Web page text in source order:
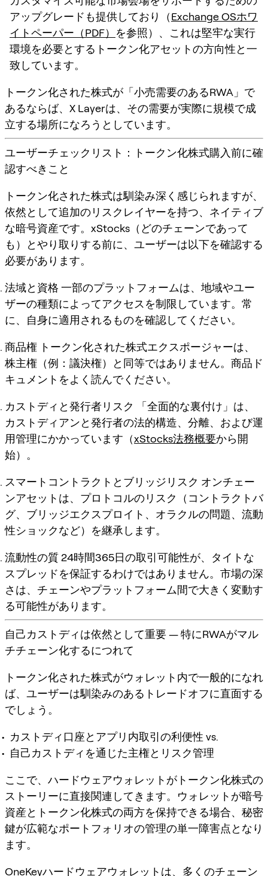
アップグレードも提供しており（Exchange OSホワ
イトペーパー（PDF） を参照）、これは堅牢な実行
環境を必要とするトークン化アセットの方向性と一
致しています。
トークン化された株式が「小売需要のあるRWA」で
あるならば、X Layerは、その需要が実際に規模で成
立する場所になろうとしています。
ユーザーチェックリスト：トークン化株式購入前に確
認すべきこと
トークン化された株式は馴染み深く感じられますが、
依然として追加のリスクレイヤーを持つ、ネイティブ
な暗号資産です。xStocks（どのチェーンであって
も）とやり取りする前に、ユーザーは以下を確認する
必要があります。
法域と資格 一部のプラットフォームは、地域やユー
ザーの種類によってアクセスを制限しています。常
に、自身に適用されるものを確認してください。
商品権 トークン化された株式エクスポージャーは、
株主権（例：議決権）と 同等ではありません。商品ド
キュメントをよく読んでください。
カストディと発行者リスク
「全面的な裏付け」は、
カストディアンと発行者の法的構造、分離、および運
用管理にかかっています（xStocks法務概要から開
始）。
スマートコントラクトとブリッジリスク オンチェー
ンアセットは、プロトコルのリスク（コントラクトバ
グ、ブリッジエクスプロイト、オラクルの問題、流動
性ショックなど）を継承します。
流動性の質 24時間365日の取引可能性が、タイトな
スプレッドを保証するわけではありません。市場の深
さは、チェーンやプラットフォーム間で大きく変動す
る可能性があります。
自己カストディは依然として重要 — 特にRWAがマル
チチェーン化するにつれて
トークン化された株式がウォレット内で一般的になれ
ば、ユーザーは馴染みのあるトレードオフに直面する
でしょう。
カストディ口座とアプリ内取引の利便性 vs.
自己カストディを通じた主権とリスク管理
ここで、ハードウェアウォレットがトークン化株式の
ストーリーに直接関連してきます。ウォレットが暗号
資産とトークン化株式の両方を保持できる場合、 秘密
鍵が広範なポートフォリオの管理の単一障害点となり
ます。
OneKeyハードウェアウォレットは、多くのチェーン